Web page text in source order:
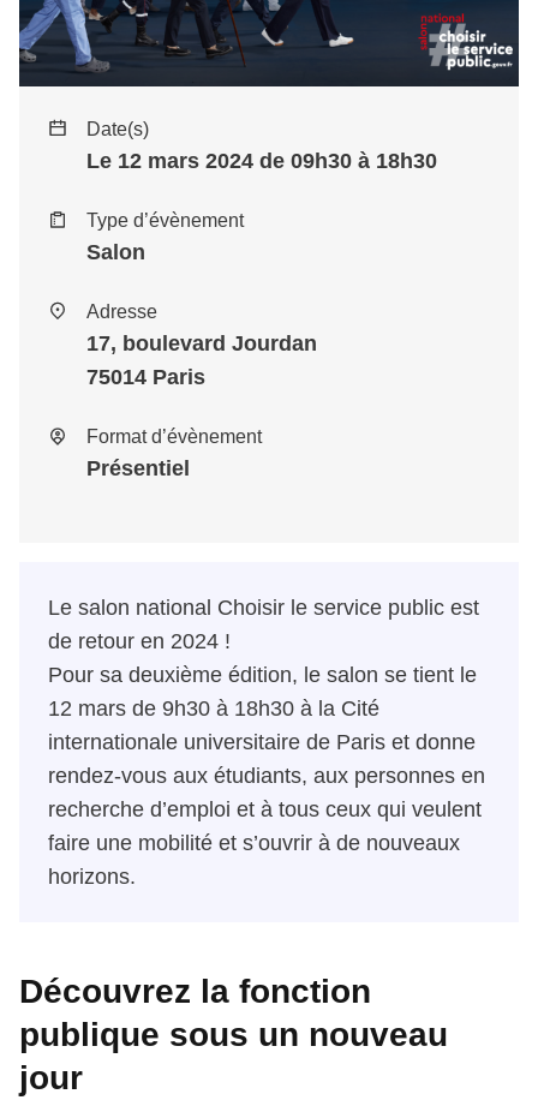
Date(s)
Le 12 mars 2024 de 09h30 à 18h30
Type d’évènement
Salon
Adresse
17, boulevard Jourdan
75014 Paris
Format d’évènement
Présentiel
Le salon national Choisir le service public est
de retour en 2024 !
Pour sa deuxième édition, le salon se tient le
12 mars de 9h30 à 18h30 à la Cité
internationale universitaire de Paris et donne
rendez-vous aux étudiants, aux personnes en
recherche d’emploi et à tous ceux qui veulent
faire une mobilité et s’ouvrir à de nouveaux
horizons.
Découvrez la fonction
publique sous un nouveau
jour